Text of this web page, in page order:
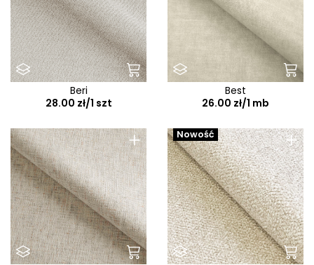
Beri
28.00 zł/1 szt
Best
26.00 zł/1 mb
+ +
Nowość